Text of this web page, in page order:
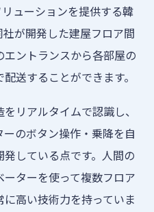
ューションを提供する韓
が開発した建屋フロア間
ントランスから各部屋の
送することができます。
リアルタイムで認識し、
のボタン操作・乗降を自
している点です。人間の
ターを使って複数フロア
高い技術力を持っていま